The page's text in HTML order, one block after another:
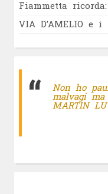
Fiammetta
VIA D’AMELIO e
Non ho
malvagi
MARTIN